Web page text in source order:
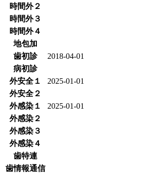
時間外２
時間外３
時間外４
地包加
歯初診
2018-04-01
病初診
外安全１
2025-01-01
外安全２
外感染１
2025-01-01
外感染２
外感染３
外感染４
歯特連
歯情報通信